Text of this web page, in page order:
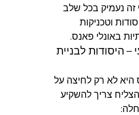
נעמיק בכל שלב
וטכניקות
באונלי פאנס.
היסודות לבניית
היא לא רק לחיצה על
צריך להשקיע